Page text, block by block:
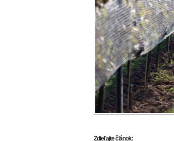
ARCHÍVNE ČLÁNKY:
V sobotu bude druhý
nad Parnou
Minifestival Vlci a ruže je
Parnou. Bude už túto sobotu
V Suchej nad Parnou
kultúrny program, jedlo či
V Suchej nad Parnou sa
Oslávte víno a záver leta
Ulož ako PDF